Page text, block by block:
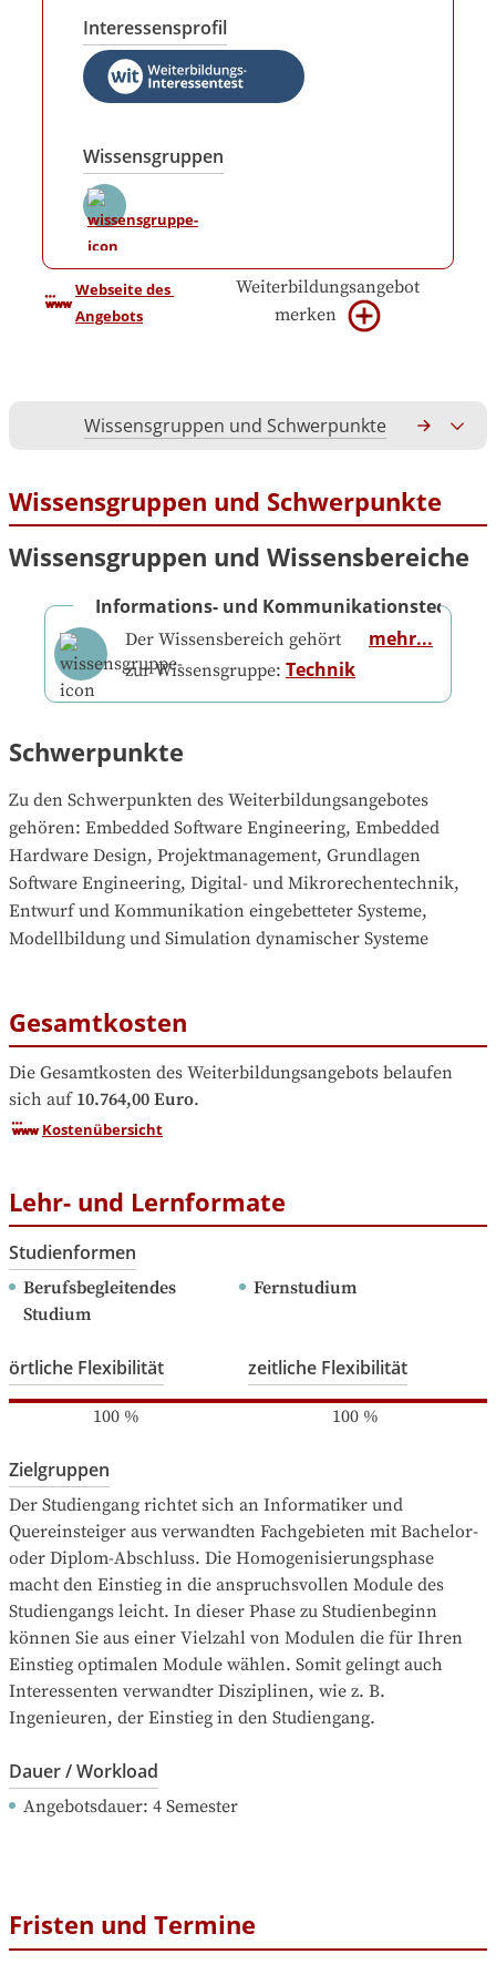
Interessensprofil
Wissensgruppen
Webseite des
Angebots
Weiterbildungsangebot
merken
Wissensgruppen und Schwerpunkte
Wissensgruppen und Schwerpunkte
Wissensgruppen und Wissensbereiche
Informations- und Kommunikationstechnik
Der Wissensbereich gehört
zur Wissensgruppe: Technik
mehr...
Schwerpunkte
Zu den Schwerpunkten des Weiterbildungsangebotes
gehören: Embedded Software Engineering, Embedded
Hardware Design, Projektmanagement, Grundlagen
Software Engineering, Digital- und Mikrorechentechnik,
Entwurf und Kommunikation eingebetteter Systeme,
Modellbildung und Simulation dynamischer Systeme
Gesamtkosten
Die Gesamtkosten des Weiterbildungsangebots belaufen
sich auf 10.764,00 Euro.
Kostenübersicht
Lehr- und Lernformate
Studienformen
Berufsbegleitendes
Studium
Fernstudium
örtliche Flexibilität
100%
zeitliche Flexibilität
100%
Zielgruppen
Der Studiengang richtet sich an Informatiker und
Quereinsteiger aus verwandten Fachgebieten mit Bachelor-
oder Diplom-Abschluss. Die Homogenisierungsphase
macht den Einstieg in die anspruchsvollen Module des
Studiengangs leicht. In dieser Phase zu Studienbeginn
können Sie aus einer Vielzahl von Modulen die für Ihren
Einstieg optimalen Module wählen. Somit gelingt auch
Interessenten verwandter Disziplinen, wie z. B.
Ingenieuren, der Einstieg in den Studiengang.
Dauer / Workload
Angebotsdauer: 4 Semester
Fristen und Termine